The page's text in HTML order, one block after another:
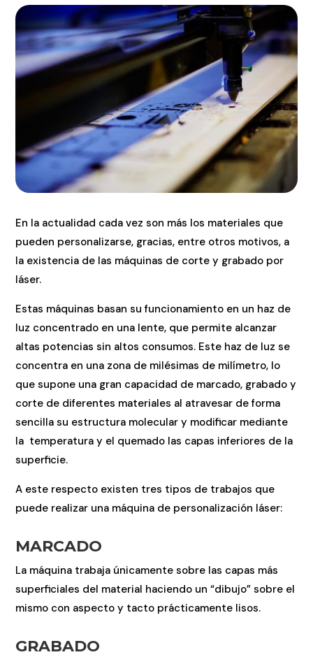
En la actualidad cada vez son más los materiales que
pueden personalizarse, gracias, entre otros motivos, a
la existencia de las máquinas de corte y grabado por
láser.
Estas máquinas basan su funcionamiento en un haz de
luz concentrado en una lente, que permite alcanzar
altas potencias sin altos consumos. Este haz de luz se
concentra en una zona de milésimas de milímetro, lo
que supone una gran capacidad de marcado, grabado y
corte de diferentes materiales al atravesar de forma
sencilla su estructura molecular y modificar mediante
la temperatura y el quemado las capas inferiores de la
superficie.
A este respecto existen tres tipos de trabajos que
puede realizar una máquina de personalización láser:
MARCADO
La máquina trabaja únicamente sobre las capas más
superficiales del material haciendo un “dibujo” sobre el
mismo con aspecto y tacto prácticamente lisos.
GRABADO